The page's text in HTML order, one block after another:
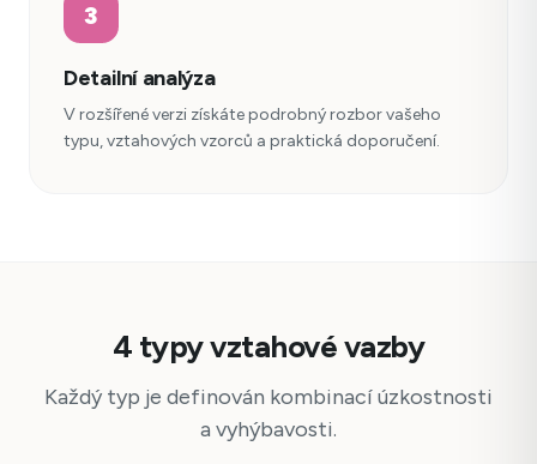
3
Detailní analýza
V rozšířené verzi získáte podrobný rozbor vašeho
typu, vztahových vzorců a praktická doporučení.
4 typy vztahové vazby
Každý typ je definován kombinací úzkostnosti
a vyhýbavosti.